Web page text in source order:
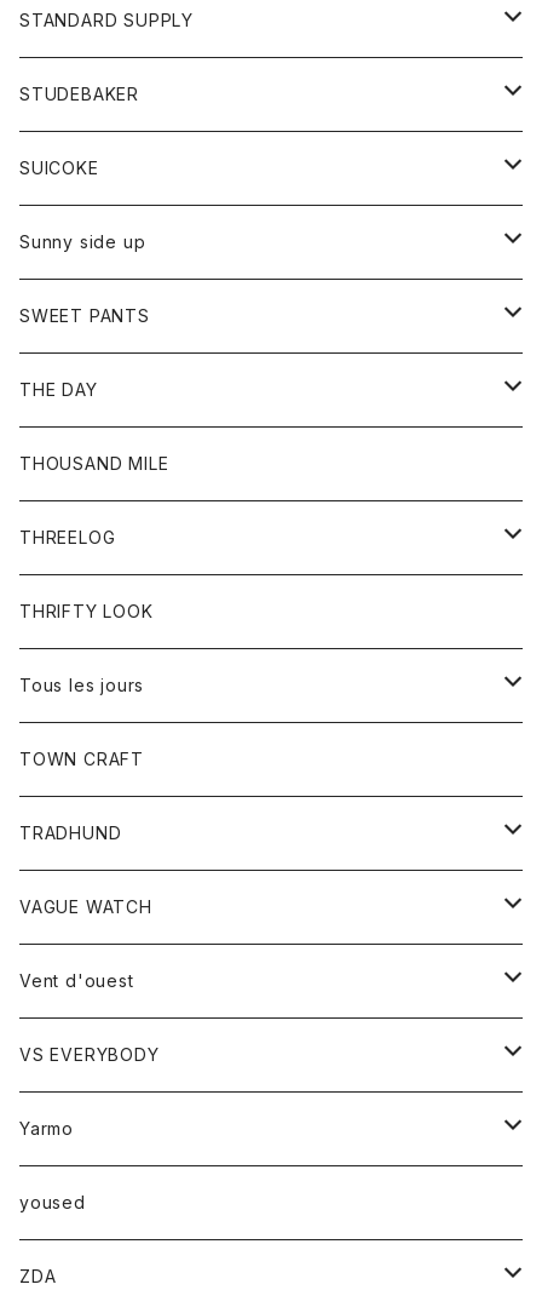
スカート
スカート
Tシャツ
アクセサリー
バック
カットソー
カーディガン
ボトム
ショートパンツ
パンツ
レディース
カットソー
カーディガン
ワンピース
コート
ベスト
トップス
カットソー
ボトム
パンツ
オーバーオール
STANDARD SUPPLY
財布
バッグ
STUDEBAKER
アクセサリー
ブレスレット
リング
SUICOKE
ブーツ
サンダル
Sunny side up
アウター
Ｇジャン
ボトム
ジーンズ
SWEET PANTS
ボトム
ショートパンツ
THE DAY
トップス
Tシャツ
THOUSAND MILE
THREELOG
トップス
Tシャツ
THRIFTY LOOK
Tous les jours
トップス
レディース
カットソー
TOWN CRAFT
TRADHUND
セーター
ベスト
VAGUE WATCH
時計
Vent d'ouest
ボトム
スカート
トップス
ベスト
VS EVERYBODY
トップス
Ｔシャツ
Yarmo
アウター
コート
小物
yoused
ZDA